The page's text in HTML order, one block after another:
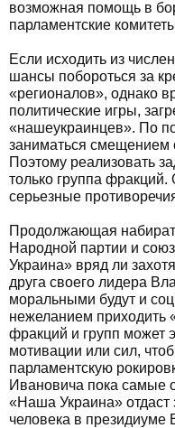
возможная помощь в
парламентские
Если исходить из
шансы побороться за
«регионалов», однако
политические игры,
«нашеукраинцев». По
заниматься смещением
Поэтому реализовать
только группа фракций.
серьезные
Продолжающая
Народной партии и
Украина» вряд ли
друга своего лидера
моральными будут и
нежеланием приходить
фракций и групп может
мотивации или сил,
парламентскую
Ивановича пока самые
«Наша Украина» отдаст
человека в